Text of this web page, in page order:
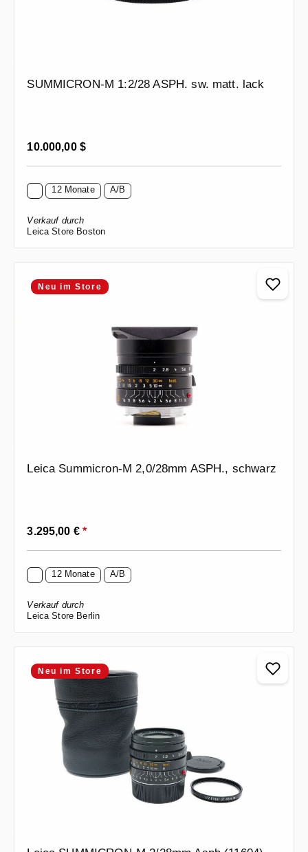
SUMMICRON-M 1:2/28 ASPH. sw. matt. lack
Regulärer Preis:
10.000,00 $
12 Monate A/B
Verkauf durch
Leica Store Boston
Neu im Store
Leica Summicron-M 2,0/28mm ASPH., schwarz
Regulärer Preis:
3.295,00 €*
12 Monate A/B
Verkauf durch
Leica Store Berlin
Neu im Store